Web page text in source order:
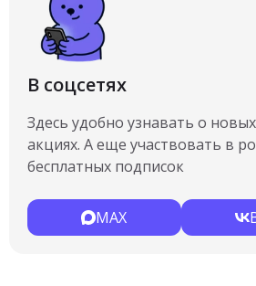
В соцсетях
Здесь удобно узнавать о
акциях. А еще участвовать в
бесплатных подписок
MAX